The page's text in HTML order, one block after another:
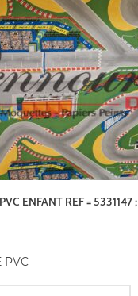
ENFANT REF = 5331147 ;
PVC